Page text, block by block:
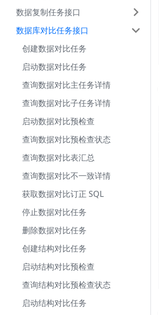
数据复制任务接口
数据库对比任务接口
创建数据对比任务
启动数据对比任务
查询数据对比主任务详情
查询数据对比子任务详情
启动数据对比预检查
查询数据对比预检查状态
查询数据对比表汇总
查询数据对比不一致详情
获取数据对比订正 SQL
停止数据对比任务
删除数据对比任务
创建结构对比任务
启动结构对比预检查
查询结构对比预检查状态
启动结构对比任务